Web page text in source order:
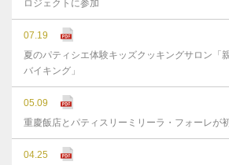
ロジェクトに参加
07.19
夏のパティシエ体験キッズクッキングサロン「
バイキング」
05.09
重慶飯店とパティスリーミリーラ・フォーレが
04.25